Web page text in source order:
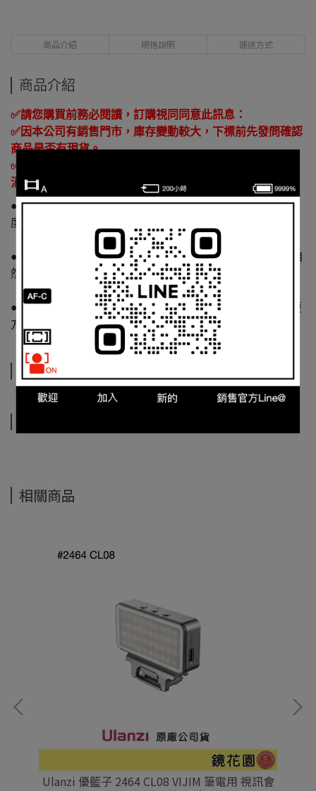
商品介紹 規格說明 運送方式
商品介紹
✅請您購買前務必閱讀，訂購視同同意此訊息：
✅因本公司有銷售門市，庫存變動較大，下標前先發問確認
商品是否有現貨。
✅
消訂單權益，感謝您的支持。
●內建3100mAh電池---內建3100mAh可充電鋰電池，最小亮
度輸出可達15小時，最大亮度輸出可達2小時
●3200K-6500K和CRI 95+ ---3200K-6500K可調色溫，呈現自
然光的美感； CRI高達95+以增加後期調光的順暢度
●USB Type-C充電---迷你LED燈升級為Type-C充電，使用更
方便。
規格說明
相關商品
Ulanzi 優籃子 2464 CL08 VIJIM 筆電用 視訊會